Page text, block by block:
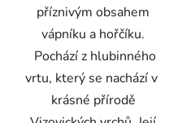
příznivým obsahem
vápníku a hořčíku.
Pochází z hlubinného
vrtu, který se nachází v
krásné přírodě